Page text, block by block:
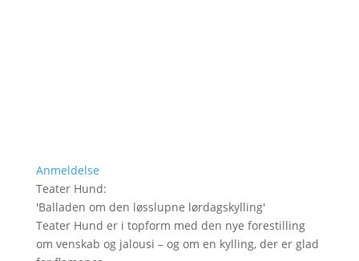
Anmeldelse
Teater Hund:
'Balladen om den løsslupne lørdagskylling'
Teater Hund er i topform med den nye forestilling
om venskab og jalousi – og om en kylling, der er glad